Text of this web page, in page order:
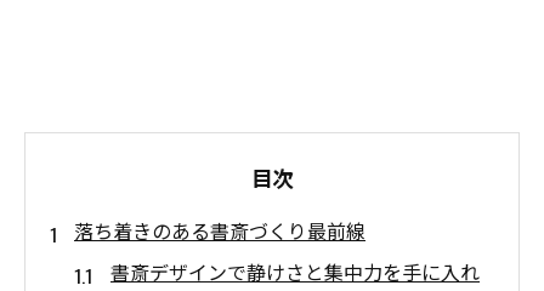
目次
落ち着きのある書斎づくり最前線
書斎デザインで静けさと集中力を手に入れ